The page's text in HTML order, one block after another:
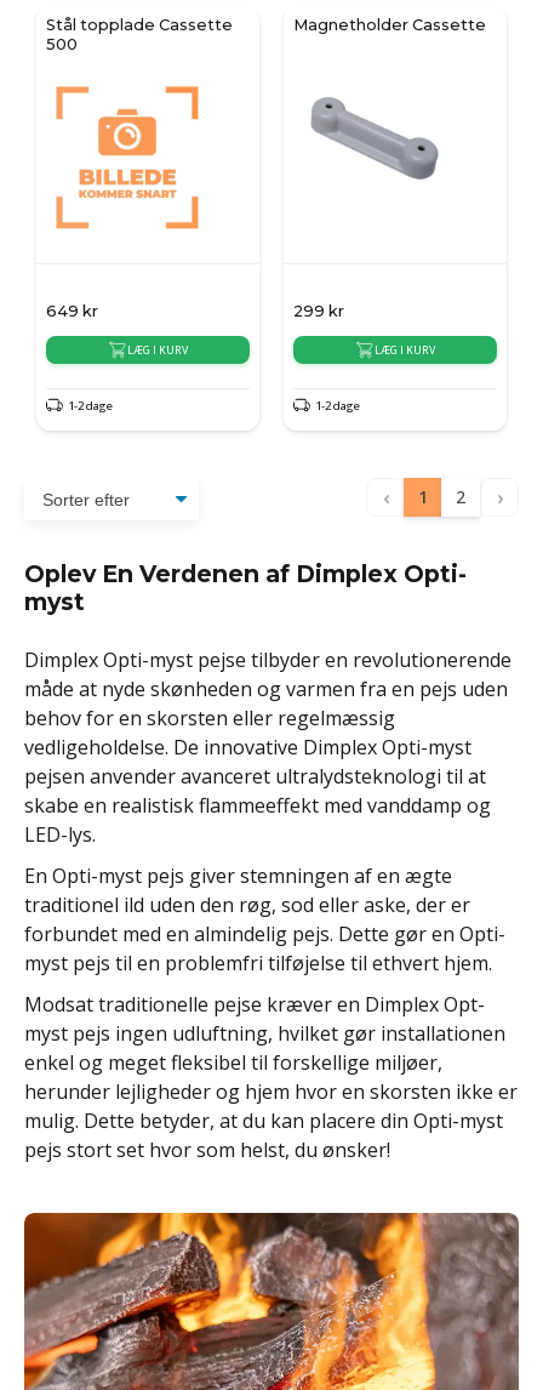
Stål topplade Cassette
500
649 kr
LÆG I KURV
1-2 dage
Magnetholder Cassette
299 kr
LÆG I KURV
1-2 dage
‹ 1 2 ›
Oplev En Verdenen af Dimplex Opti-
myst
Dimplex Opti-myst pejse tilbyder en revolutionerende
måde at nyde skønheden og varmen fra en pejs uden
behov for en skorsten eller regelmæssig
vedligeholdelse. De innovative Dimplex Opti-myst
pejsen anvender avanceret ultralydsteknologi til at
skabe en realistisk flammeeffekt med vanddamp og
LED-lys.
En Opti-myst pejs giver stemningen af en ægte
traditionel ild uden den røg, sod eller aske, der er
forbundet med en almindelig pejs. Dette gør en Opti-
myst pejs til en problemfri tilføjelse til ethvert hjem.
Modsat traditionelle pejse kræver en Dimplex Opt-
myst pejs ingen udluftning, hvilket gør installationen
enkel og meget fleksibel til forskellige miljøer,
herunder lejligheder og hjem hvor en skorsten ikke er
mulig. Dette betyder, at du kan placere din Opti-myst
pejs stort set hvor som helst, du ønsker!